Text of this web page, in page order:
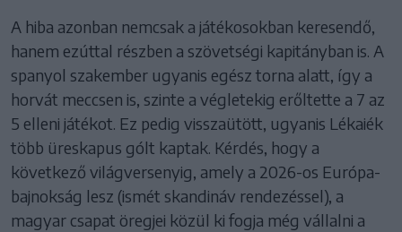
A hiba azonban nemcsak a játékosokban keresendő,
hanem ezúttal részben a szövetségi kapitányban is. A
spanyol szakember ugyanis egész torna alatt, így a
horvát meccsen is, szinte a végletekig erőltette a 7 az
5 elleni játékot. Ez pedig visszaütött, ugyanis Lékaiék
több üreskapus gólt kaptak. Kérdés, hogy a
következő világversenyig, amely a 2026-os Európa-
bajnokság lesz (ismét skandináv rendezéssel), a
magyar csapat öregjei közül ki fogja még vállalni a